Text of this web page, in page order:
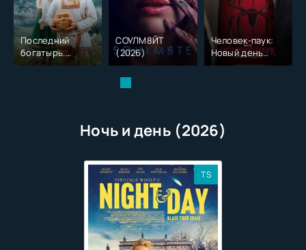
Последний
богатырь.
Колобок (2026)
СОУЛМ8ЙТ
(2026)
Человек-паук:
Новый день
(2026)
Ночь и день (2026)
TS